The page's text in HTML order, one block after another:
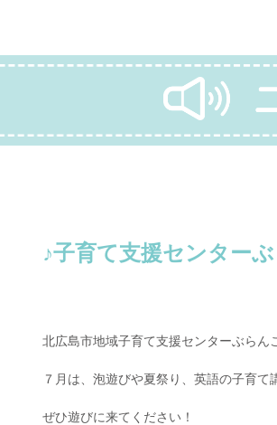
♪子育て支援センター
北広島市地域子育て支援センターぶらん
７月は、泡遊びや夏祭り、英語の子育て
ぜひ遊びに来てください！